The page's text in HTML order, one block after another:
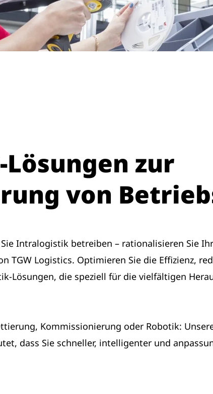
zur
von
Intralogistik betreiben – rationalisieren Sie
TGW Logistics. Optimieren Sie die Effizienz,
Lösungen, die speziell für die vielfältigen
Kommissionierung oder Robotik:
dass Sie schneller, intelligenter und